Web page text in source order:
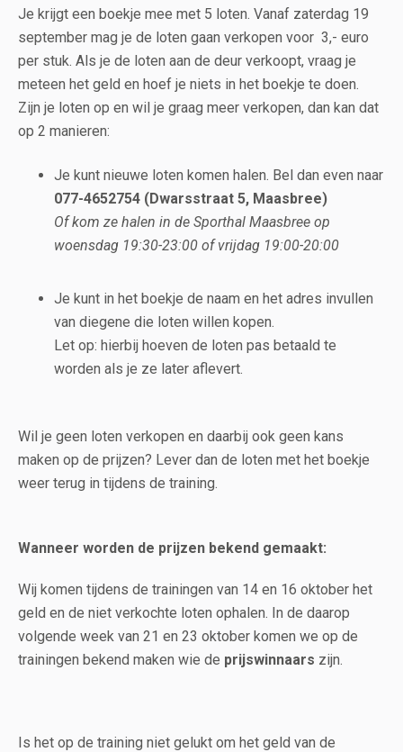
Je krijgt een boekje mee met 5 loten. Vanaf zaterdag 19
september mag je de loten gaan verkopen voor 3,- euro
per stuk. Als je de loten aan de deur verkoopt, vraag je
meteen het geld en hoef je niets in het boekje te doen.
Zijn je loten op en wil je graag meer verkopen, dan kan dat
op 2 manieren:
Je kunt nieuwe loten komen halen. Bel dan even naar
077-4652754 (Dwarsstraat 5, Maasbree)
Of kom ze halen in de Sporthal Maasbree op
woensdag 19:30-23:00 of vrijdag 19:00-20:00
Je kunt in het boekje de naam en het adres invullen
van diegene die loten willen kopen.
Let op: hierbij hoeven de loten pas betaald te
worden als je ze later aflevert.
Wil je geen loten verkopen en daarbij ook geen kans
maken op de prijzen? Lever dan de loten met het boekje
weer terug in tijdens de training.
Wanneer worden de prijzen bekend gemaakt:
Wij komen tijdens de trainingen van 14 en 16 oktober het
geld en de niet verkochte loten ophalen. In de daarop
volgende week van 21 en 23 oktober komen we op de
trainingen bekend maken wie de prijswinnaars zijn.
Is het op de training niet gelukt om het geld van de